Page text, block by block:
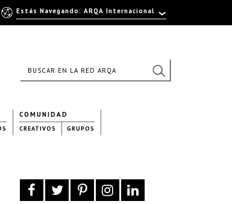
COMUNIDAD
CREATIVOS GRUPOS
Estás Navegando: ARQA Internacional